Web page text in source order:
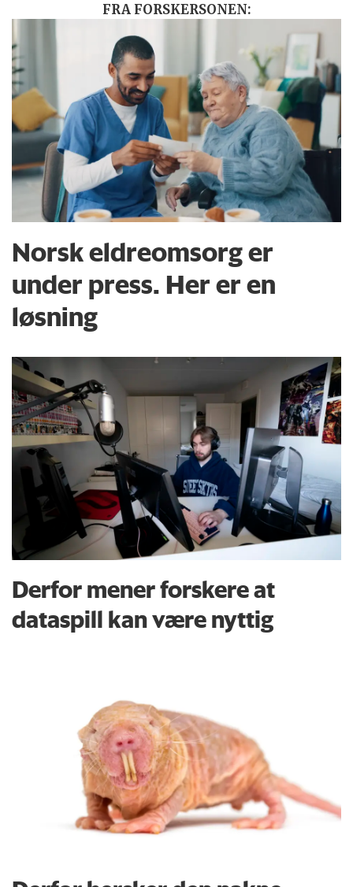
FRA FORSKERSONEN:
Norsk eldreomsorg er
under press. Her er en
løsning
Derfor mener forskere at
dataspill kan være nyttig